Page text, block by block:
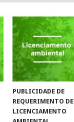
PUBLICIDADE DE
REQUERIMENTO DE
LICENCIAMENTO